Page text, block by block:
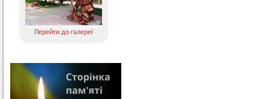
Перейти до галереї